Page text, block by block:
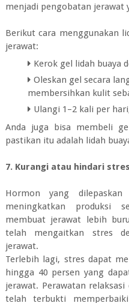
menjadi pengobatan jerawat
Berikut cara menggunakan
jerawat:
Kerok gel lidah buaya
Oleskan gel secara
membersihkan kulit
Ulangi 1–2 kali per
Anda juga bisa membeli
pastikan itu adalah lidah
7. Kurangi atau hindari stres
Hormon yang
meningkatkan produksi
membuat jerawat lebih
telah mengaitkan stres
jerawat.
Terlebih lagi, stres dapat
hingga 40 persen yang
jerawat. Perawatan
telah terbukti